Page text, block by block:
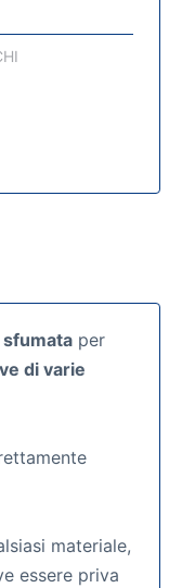
sfumata per
di varie
materiale,
essere priva